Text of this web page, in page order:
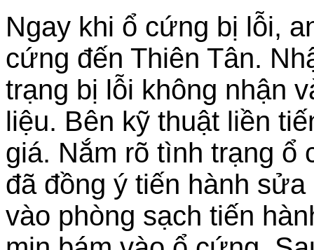
Ngay khi ổ cứng bị lỗi,
cứng đến Thiên Tân.
trạng bị lỗi không nhận
liệu. Bên kỹ thuật liền
giá. Nắm rõ tình trạng ổ
đã đồng ý tiến hành
vào phòng sạch tiến